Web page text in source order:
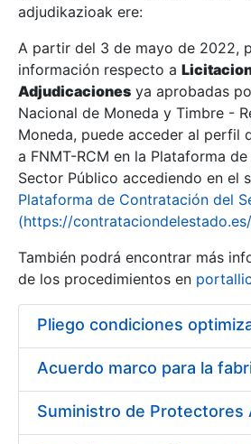
Erakutsi/Ezkutatu
Erakutsi/Ezkutatu
Erakutsi/Ezkutatu
Erakutsi/Ezkutatu
adjudikazioak ere:
A partir del 3 de mayo de 2022,
información respecto a
Adjudicaciones ya aprobadas
Nacional de Moneda y Timbre -
Moneda, puede acceder al perfil
a FNMT-RCM en la Plataforma
Sector Público accediendo en el
Plataforma de Contratación del
(https://
También podrá encontrar más
de los procedimientos en